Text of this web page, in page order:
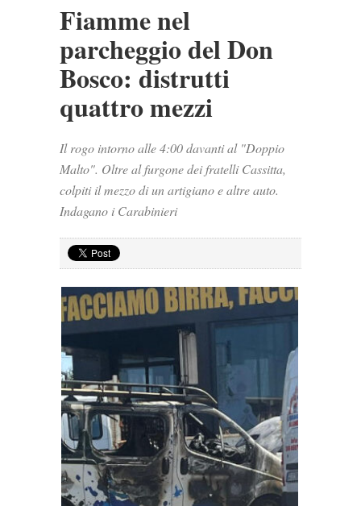
Fiamme nel
parcheggio del Don
Bosco: distrutti
quattro mezzi
Il rogo intorno alle 4:00 davanti al "Doppio
Malto". Oltre al furgone dei fratelli Cassitta,
colpiti il mezzo di un artigiano e altre auto.
Indagano i Carabinieri